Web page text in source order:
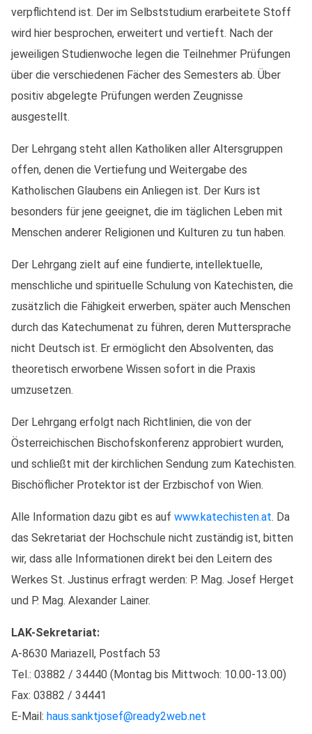
verpflichtend ist. Der im Selbststudium erarbeitete Stoff
wird hier besprochen, erweitert und vertieft. Nach der
jeweiligen Studienwoche legen die Teilnehmer Prüfungen
über die verschiedenen Fächer des Semesters ab. Über
positiv abgelegte Prüfungen werden Zeugnisse
ausgestellt.
Der Lehrgang steht allen Katholiken aller Altersgruppen
offen, denen die Vertiefung und Weitergabe des
Katholischen Glaubens ein Anliegen ist. Der Kurs ist
besonders für jene geeignet, die im täglichen Leben mit
Menschen anderer Religionen und Kulturen zu tun haben.
Der Lehrgang zielt auf eine fundierte, intellektuelle,
menschliche und spirituelle Schulung von Katechisten, die
zusätzlich die Fähigkeit erwerben, später auch Menschen
durch das Katechumenat zu führen, deren Muttersprache
nicht Deutsch ist. Er ermöglicht den Absolventen, das
theoretisch erworbene Wissen sofort in die Praxis
umzusetzen.
Der Lehrgang erfolgt nach Richtlinien, die von der
Österreichischen Bischofskonferenz approbiert wurden,
und schließt mit der kirchlichen Sendung zum Katechisten.
Bischöflicher Protektor ist der Erzbischof von Wien.
Alle Information dazu gibt es auf www.katechisten.at. Da
das Sekretariat der Hochschule nicht zuständig ist, bitten
wir, dass alle Informationen direkt bei den Leitern des
Werkes St. Justinus erfragt werden: P. Mag. Josef Herget
und P. Mag. Alexander Lainer.
LAK-Sekretariat:
A-8630 Mariazell, Postfach 53
Tel.: 03882 / 34440 (Montag bis Mittwoch: 10.00-13.00)
Fax: 03882 / 34441
E-Mail: haus.sanktjosef@ready2web.net